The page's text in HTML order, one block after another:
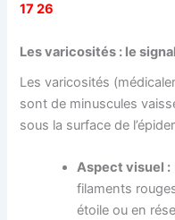
17 26
Les varicosités : le
Les varicosités
sont de minuscules
sous la surface de
Aspect visuel :
filaments
étoile ou en